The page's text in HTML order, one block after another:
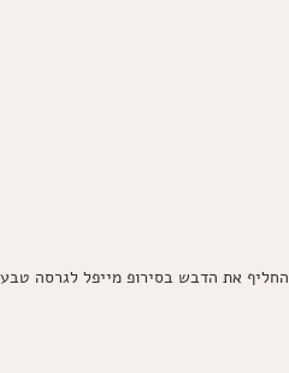
את הדבש בסירופ מייפל לגרסה